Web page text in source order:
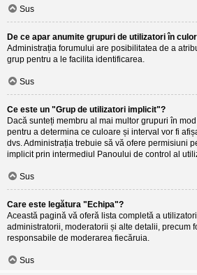
Sus
De ce apar anumite grupuri de utilizatori în
Administrația forumului are posibilitatea de a
grup pentru a le facilita identificarea.
Sus
Ce este un "Grup de utilizatori implicit"?
Dacă sunteți membru al mai multor grupuri în
pentru a determina ce culoare și interval vor fi
dvs. Administrația trebuie să vă ofere permisiuni
implicit prin intermediul Panoului de control al
Sus
Care este legătura "Echipa"?
Această pagină vă oferă lista completă a
administratorii, moderatorii și alte detalii, precum
responsabile de moderarea fiecăruia.
Sus